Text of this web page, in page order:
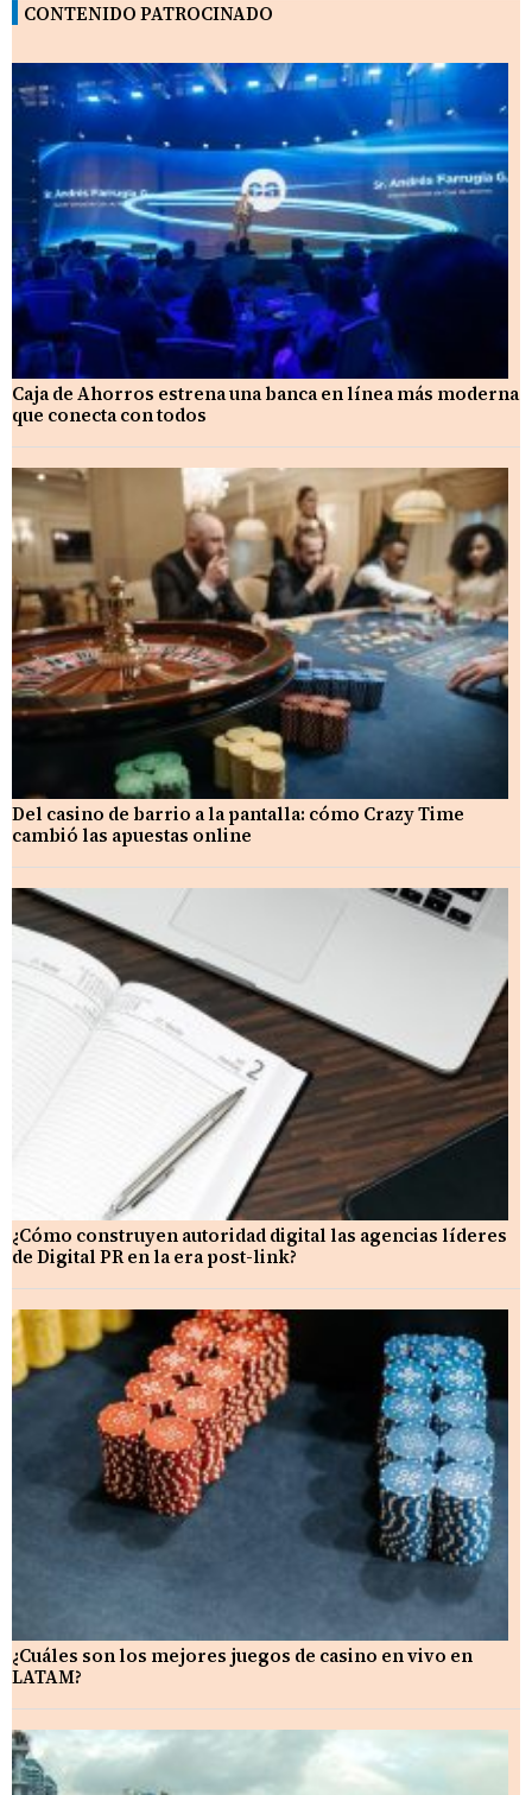
CONTENIDO PATROCINADO
Caja de Ahorros estrena una banca en línea más moderna
que conecta con todos
Del casino de barrio a la pantalla: cómo Crazy Time
cambió las apuestas online
¿Cómo construyen autoridad digital las agencias líderes
de Digital PR en la era post-link?
¿Cuáles son los mejores juegos de casino en vivo en
LATAM?